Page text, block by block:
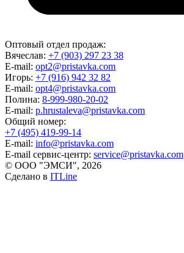
Оптовый отдел продаж:
Вячеслав: +7 (903) 297 23 38
E-mail: opt2@pristavka.com
Игорь: +7 (916) 942 32 82
E-mail: opt4@pristavka.com
Полина: 8-999-980-20-02
E-mail: p.hrustaleva@pristavka.com
Общий номер:
+7 (495) 419-99-14
E-mail: info@pristavka.com
E-mail сервис-центр: service@pristavka.com
© ООО "ЭМСИ", 2026
Сделано в ITLine